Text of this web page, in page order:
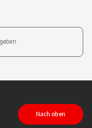
auf LinkedIn
Nach oben